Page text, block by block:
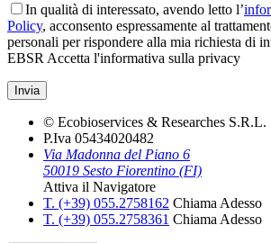
In qualità di interessato, avendo letto l’
Policy, acconsento espressamente al
personali per rispondere alla mia richiesta di
EBSR Accetta l'informativa sulla privacy
© Ecobioservices & Researches S.R.L.
P.Iva 05434020482
Via Madonna del Piano 6
50019 Sesto Fiorentino (FI)
Attiva il Navigatore
T. (+39­) 055.2758162­ Chiama Adesso
T. (+39­) 055.2758361­ Chiama Adesso